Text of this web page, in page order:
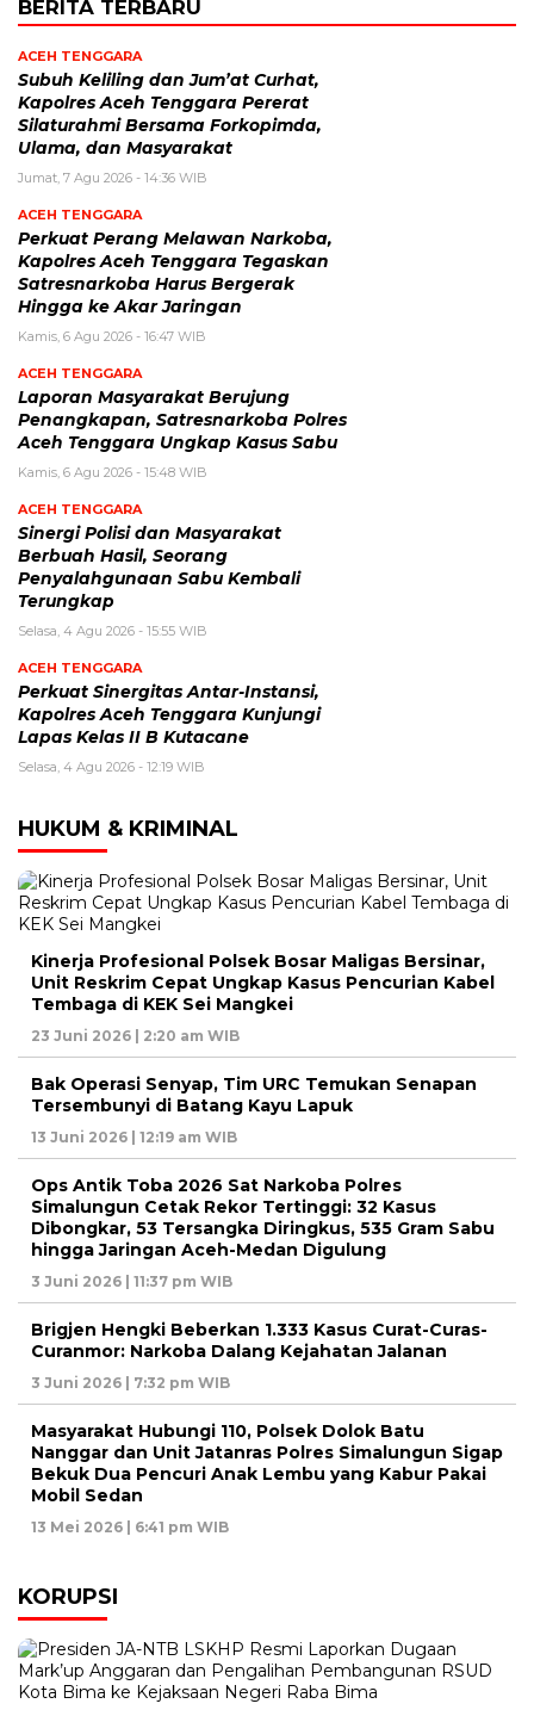
BERITA TERBARU
ACEH TENGGARA
Subuh Keliling dan Jum’at Curhat,
Kapolres Aceh Tenggara Pererat
Silaturahmi Bersama Forkopimda,
Ulama, dan Masyarakat
Jumat, 7 Agu 2026 - 14:36 WIB
ACEH TENGGARA
Perkuat Perang Melawan Narkoba,
Kapolres Aceh Tenggara Tegaskan
Satresnarkoba Harus Bergerak
Hingga ke Akar Jaringan
Kamis, 6 Agu 2026 - 16:47 WIB
ACEH TENGGARA
Laporan Masyarakat Berujung
Penangkapan, Satresnarkoba Polres
Aceh Tenggara Ungkap Kasus Sabu
Kamis, 6 Agu 2026 - 15:48 WIB
ACEH TENGGARA
Sinergi Polisi dan Masyarakat
Berbuah Hasil, Seorang
Penyalahgunaan Sabu Kembali
Terungkap
Selasa, 4 Agu 2026 - 15:55 WIB
ACEH TENGGARA
Perkuat Sinergitas Antar-Instansi,
Kapolres Aceh Tenggara Kunjungi
Lapas Kelas II B Kutacane
Selasa, 4 Agu 2026 - 12:19 WIB
HUKUM & KRIMINAL
Kinerja Profesional Polsek Bosar Maligas Bersinar,
Unit Reskrim Cepat Ungkap Kasus Pencurian Kabel
Tembaga di KEK Sei Mangkei
23 Juni 2026 | 2:20 am WIB
Bak Operasi Senyap, Tim URC Temukan Senapan
Tersembunyi di Batang Kayu Lapuk
13 Juni 2026 | 12:19 am WIB
Ops Antik Toba 2026 Sat Narkoba Polres
Simalungun Cetak Rekor Tertinggi: 32 Kasus
Dibongkar, 53 Tersangka Diringkus, 535 Gram Sabu
hingga Jaringan Aceh-Medan Digulung
3 Juni 2026 | 11:37 pm WIB
Brigjen Hengki Beberkan 1.333 Kasus Curat-Curas-
Curanmor: Narkoba Dalang Kejahatan Jalanan
3 Juni 2026 | 7:32 pm WIB
Masyarakat Hubungi 110, Polsek Dolok Batu
Nanggar dan Unit Jatanras Polres Simalungun Sigap
Bekuk Dua Pencuri Anak Lembu yang Kabur Pakai
Mobil Sedan
13 Mei 2026 | 6:41 pm WIB
KORUPSI